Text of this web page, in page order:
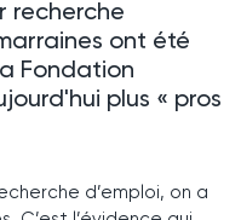
recherche
ont été
Fondation
plus « pros
d’emploi, on a